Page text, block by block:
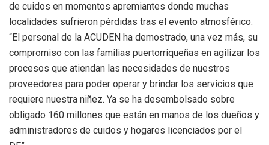
de cuidos en momentos apremiantes donde muchas
localidades sufrieron pérdidas tras el evento atmosférico.
“El personal de la ACUDEN ha demostrado, una vez más, su
compromiso con las familias puertorriqueñas en agilizar los
procesos que atiendan las necesidades de nuestros
proveedores para poder operar y brindar los servicios que
requiere nuestra niñez. Ya se ha desembolsado sobre
obligado 160 millones que están en manos de los dueños y
administradores de cuidos y hogares licenciados por el